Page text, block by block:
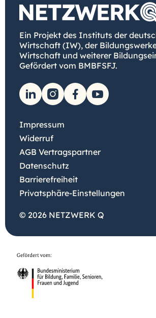
Ein Projekt des Instituts der
Wirtschaft (IW), der
Wirtschaft und weiterer
Gefördert vom BMBFSFJ.
Impressum
Widerruf
AGB Vertragspartner
Datenschutz
Barrierefreiheit
Privatsphäre-Einstellungen
© 2026 NETZWERK Q